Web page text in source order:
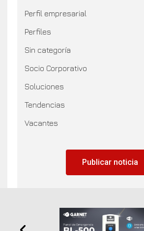
Perfil empresarial
Perfiles
Sin categoría
Socio Corporativo
Soluciones
Tendencias
Vacantes
Publicar noticia